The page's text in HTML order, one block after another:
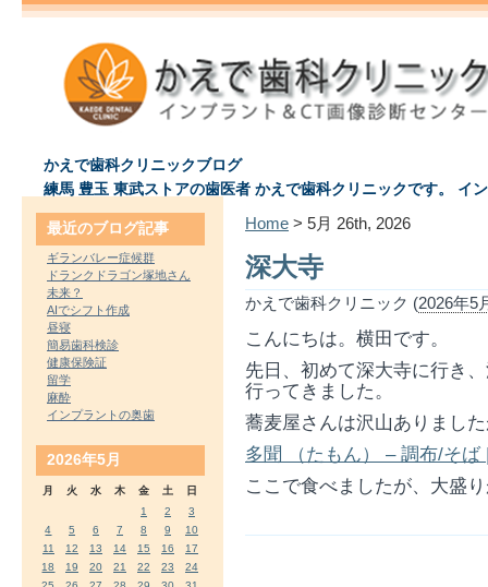
かえで歯科クリニックブログ
練馬 豊玉 東武ストアの歯医者 かえで歯科クリニックです。 イ
Home > 5月 26th, 2026
深大寺
かえで歯科クリニック (2026年5
こんにちは。横田です。
先日、初めて深大寺に行き
行ってきました。
蕎麦屋さんは沢山ありまし
多聞 （たもん） – 調布/そば
ここで食べましたが、大盛
最近のブログ記事
ギランバレー症候群
ドランクドラゴン塚地さん
未来？
AIでシフト作成
昼寝
簡易歯科検診
健康保険証
留学
麻酔
インプラントの奥歯
2026年5月
月 火 水 木 金 土
日
1
2
3
4
5 6 7 8 9
10
11
12 13 14 15 16
17
18
19 20 21 22 23
24